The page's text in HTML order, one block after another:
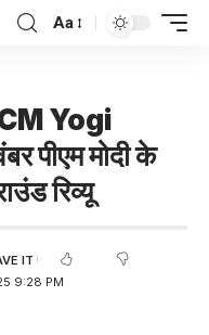
Aa
Yogi
मोदी के
रिव्यू
9:28 PM